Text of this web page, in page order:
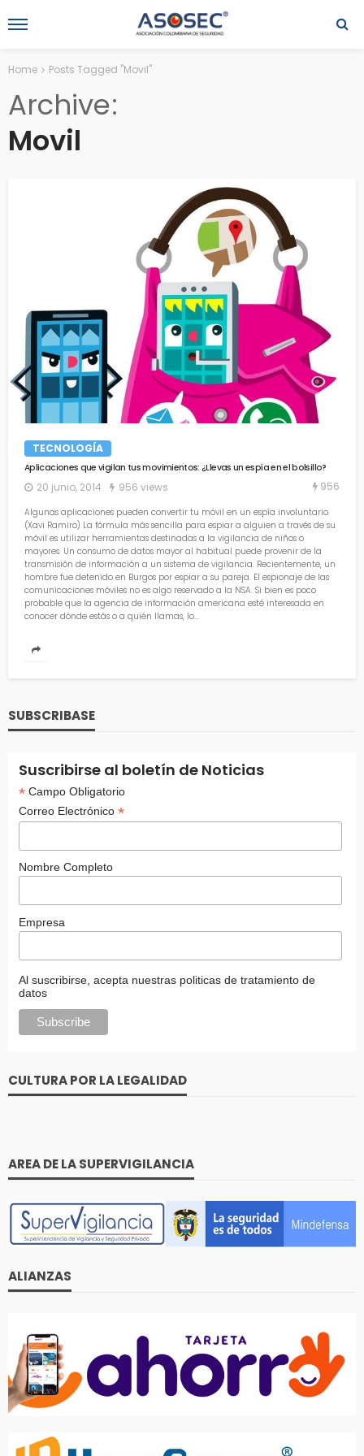
Home Posts Tagged "Movil"
Archive
Movil
TECNOLOGÍA
Aplicaciones que vigilan tus movimientos: ¿Llevas un espía en el bolsillo?
20 junio, 2014 956 views 956
Algunas aplicaciones pueden convertir tu móvil en un espía involuntario.
(Xavi Ramiro) La fórmula más sencilla para espiar a alguien a través de su
móvil es utilizar herramientas destinadas a la vigilancia de niños o
mayores. Un consumo de datos mayor al habitual puede provenir de la
transmisión de información a un sistema de vigilancia. Recientemente, un
hombre fue detenido en Burgos por espiar a su pareja. El espionaje de las
comunicaciones móviles no es algo reservado a la NSA. Si bien es poco
probable que la agencia de información americana esté interesada en
conocer dónde estás o a quién llamas, lo...
SUBSCRIBASE
Suscribirse al boletín de Noticias
*Campo Obligatorio
Correo Electrónico *
Nombre Completo
Empresa
Al suscribirse, acepta nuestras politicas de tratamiento de
datos
CULTURA POR LA LEGALIDAD
AREA DE LA SUPERVIGILANCIA
ALIANZAS